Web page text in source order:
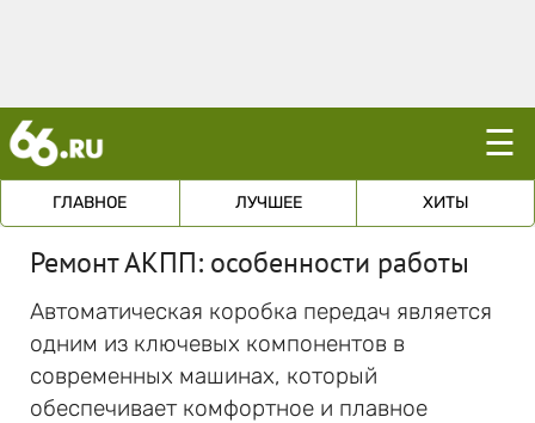
☰
ГЛАВНОЕ ЛУЧШЕЕ ХИТЫ
Ремонт АКПП: особенности работы
Автоматическая коробка передач является
одним из ключевых компонентов в
современных машинах, который
обеспечивает комфортное и плавное